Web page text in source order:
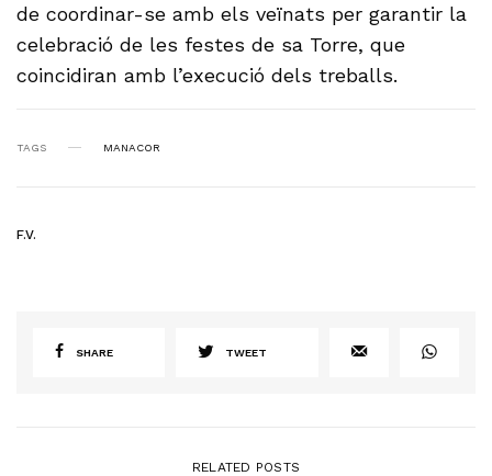
de coordinar-se amb els veïnats per garantir la
celebració de les festes de sa Torre, que
coincidiran amb l’execució dels treballs.
TAGS MANACOR
F.V.
SHARE TWEET
RELATED POSTS